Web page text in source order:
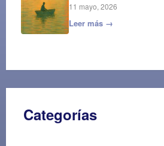
11 mayo, 2026
Leer más →
Categorías